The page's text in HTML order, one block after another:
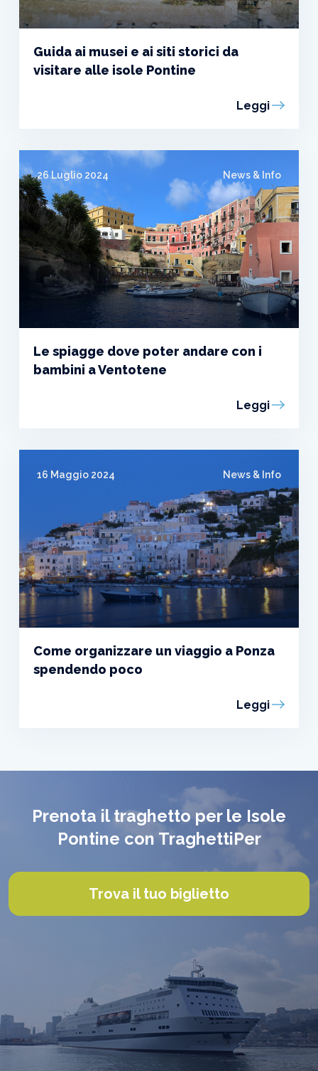
Guida ai musei e ai siti storici da
visitare alle isole Pontine
Leggi
26 Luglio 2024 News & Info
Le spiagge dove poter andare con i
bambini a Ventotene
Leggi
16 Maggio 2024 News & Info
Come organizzare un viaggio a Ponza
spendendo poco
Leggi
Prenota il traghetto per le Isole
Pontine con TraghettiPer
Trova il tuo biglietto